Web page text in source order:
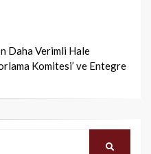
Daha Verimli Hale
Komitesi’ ve Entegre